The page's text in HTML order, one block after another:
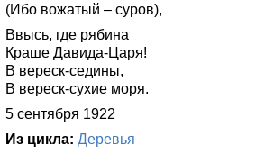
(Ибо вожатый – суров),
Ввысь, где рябина
Краше Давида-Царя!
В вереск-седины,
В вереск-сухие моря.
5 сентября 1922
Из цикла: Деревья